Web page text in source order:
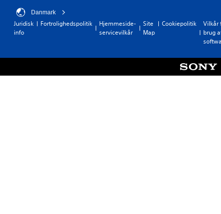
Danmark
Juridisk
info
Fortrolighedspolitik
Hjemmeside-
servicevilkår
Site
Map
Cookiepolitik
Vilkår
brug